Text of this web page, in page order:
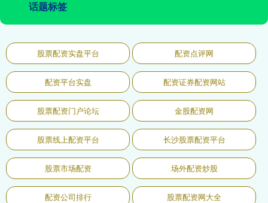
话题标签
股票配资实盘平台 配资点评网
配资平台实盘 配资证券配资网站
股票配资门户论坛 金股配资网
股票线上配资平台 长沙股票配资平台
股票市场配资 场外配资炒股
配资公司排行 股票配资网大全